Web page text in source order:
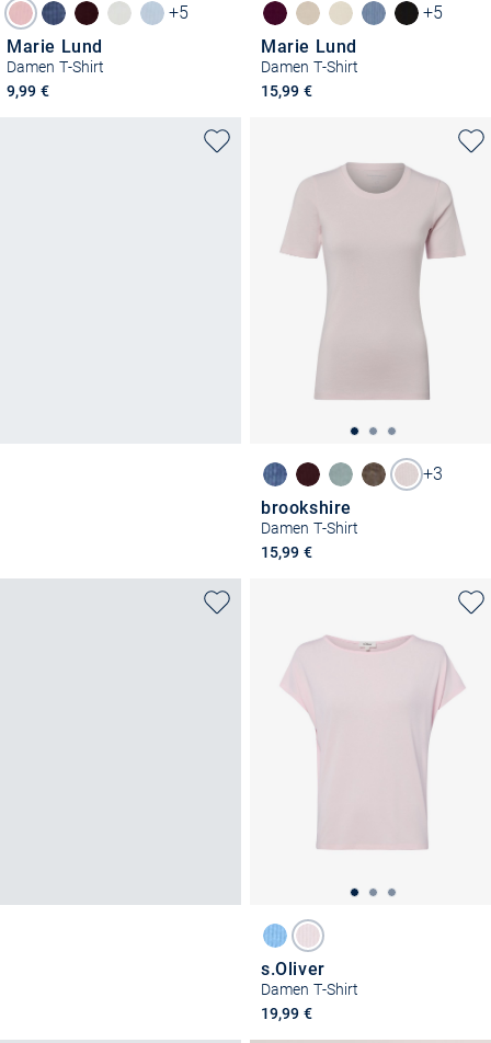
+5
Marie Lund
Damen T-Shirt
9,99 €
+5
Marie Lund
Damen T-Shirt
15,99 €
+3
brookshire
Damen T-Shirt
15,99 €
s.Oliver
Damen T-Shirt
19,99 €